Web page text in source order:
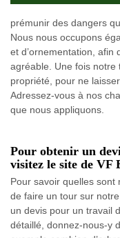
prémunir des dangers
Nous nous occupons
et d’ornementation,
agréable. Une fois notre
propriété, pour ne
Adressez-vous à nos
que nous appliquons.
Pour obtenir un
visitez le site de VF
Pour savoir quelles sont
de faire un tour sur
un devis pour un travail
détaillé, donnez-nous-y